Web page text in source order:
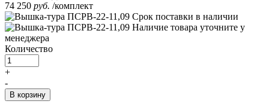
74 250 руб. /комплект
Срок поставки в наличии
Наличие товара уточните у
менеджера
Количество
+
-
В корзину